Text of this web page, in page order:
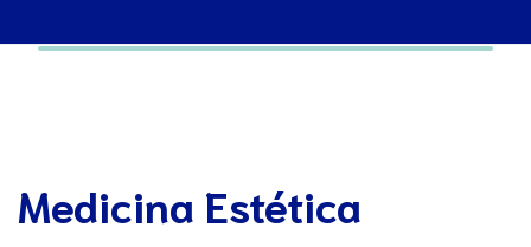
Medicina Estética